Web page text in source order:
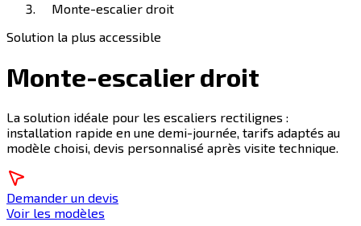
Monte-escalier droit
Solution la plus accessible
Monte-escalier droit
La solution idéale pour les escaliers rectilignes :
installation rapide en une demi-journée, tarifs adaptés au
modèle choisi, devis personnalisé après visite technique.
Demander un devis
Voir les modèles